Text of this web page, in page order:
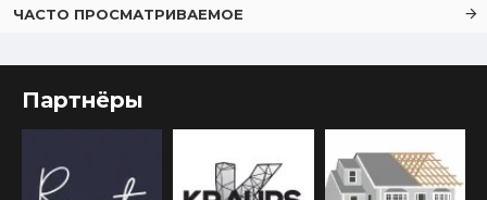
ЧАСТО ПРОСМАТРИВАЕМОЕ
Партнёры